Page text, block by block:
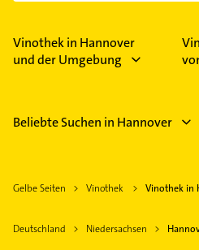
Kundenkarte.
und Chenin Blanc.
Vinothek in Hannover
und der Umgebung
Beliebte Suchen in Hannover
Gelbe Seiten Vinothek Vinothek in
Deutschland Niedersachsen